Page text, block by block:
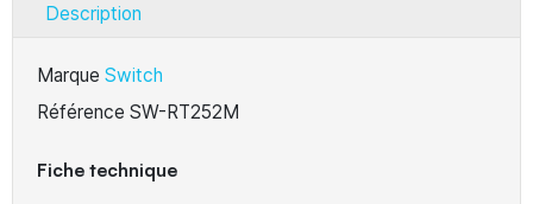
Description
Marque Switch
Référence SW-RT252M
Fiche technique